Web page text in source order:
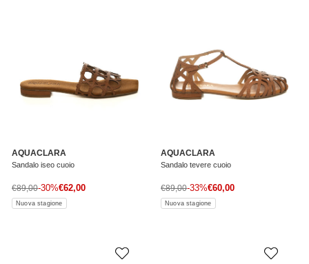
AQUACLARA
Sandalo iseo cuoio
Prezzo di vendita
€62,00
Prezzo normale
€89,00-30%
Nuova stagione
AQUACLARA
Sandalo tevere cuoio
Prezzo di vendita
€60,00
Prezzo normale
€89,00-33%
Nuova stagione